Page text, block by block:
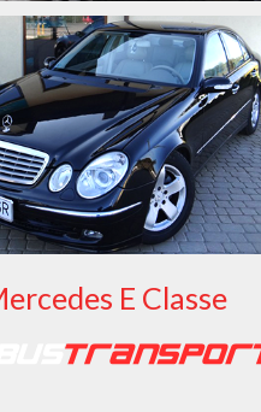
S Classe Long
E Classe